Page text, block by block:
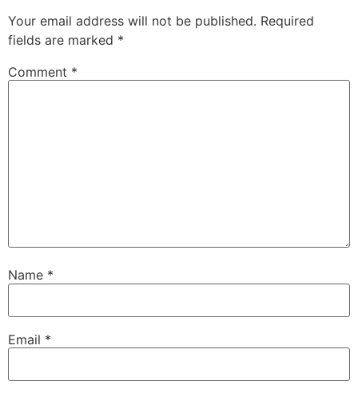
Your email address will not be published. Required
fields are marked *
Comment *
Name *
Email *